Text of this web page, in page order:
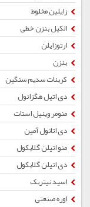
زایلین مخلوط
الکیل بنزن خطی
ارتوزایلن
بنزن
کربنات سدیم سنگین
دی اتیل هگزانول
منومر وینیل استات
دی اتانول آمین
منو اتیلن گلایکول
دی اتیلن گلایکول
اسید نیتریک
اوره صنعتی